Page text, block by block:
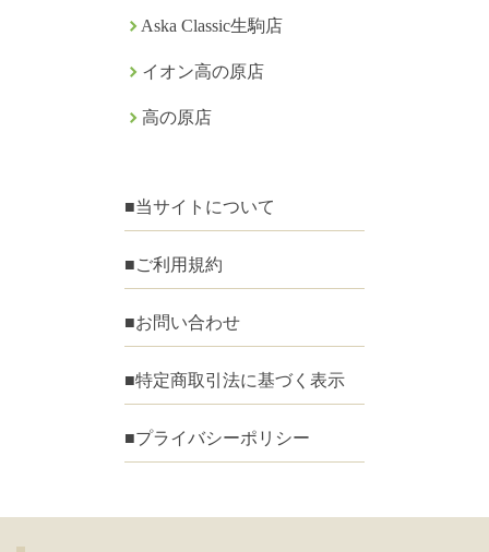
Aska Classic生駒店
イオン高の原店
高の原店
■当サイトについて
■ご利用規約
■お問い合わせ
■特定商取引法に基づく表示
■プライバシーポリシー